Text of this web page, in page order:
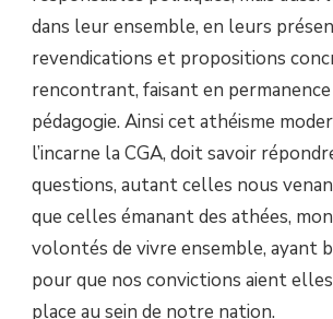
dans leur ensemble, en leurs
revendications et propositions
rencontrant, faisant en
pédagogie. Ainsi cet athéisme
l’incarne la CGA, doit savoir
questions, autant celles nous
que celles émanant des athées,
volontés de vivre ensemble, ayant
pour que nos convictions aient
place au sein de notre nation.